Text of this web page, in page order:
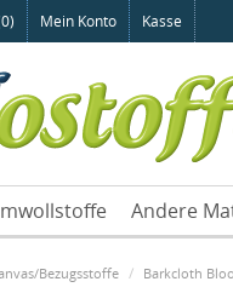
Mein Konto Kasse
Andere
Bezugsstoffe Barkcloth